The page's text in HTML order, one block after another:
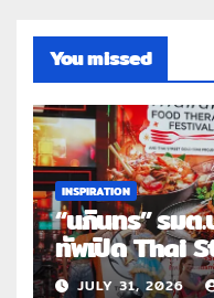
You missed
INSPIRATION
“นภินทร” รมต
ทัพเปิด Thai
Roadshow 3
JULY 31, 2026